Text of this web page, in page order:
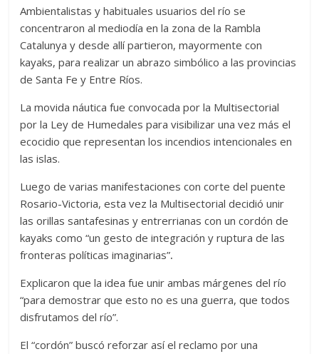
Ambientalistas y habituales usuarios del río se
concentraron al mediodía en la zona de la Rambla
Catalunya y desde allí partieron, mayormente con
kayaks, para realizar un abrazo simbólico a las provincias
de Santa Fe y Entre Ríos.
La movida náutica fue convocada por la Multisectorial
por la Ley de Humedales para visibilizar una vez más el
ecocidio que representan los incendios intencionales en
las islas.
Luego de varias manifestaciones con corte del puente
Rosario-Victoria, esta vez la Multisectorial decidió unir
las orillas santafesinas y entrerrianas con un cordón de
kayaks como “un gesto de integración y ruptura de las
fronteras políticas imaginarias”.
Explicaron que la idea fue unir ambas márgenes del río
“para demostrar que esto no es una guerra, que todos
disfrutamos del río”.
El “cordón” buscó reforzar así el reclamo por una